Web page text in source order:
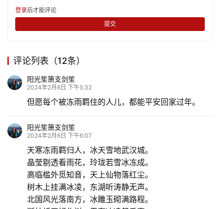
登录后才能评论
提交
评论列表（12条）
阳光笙箫支剑笙
2024年2月6日 下午5:32
但愿每个被冻雨羁住的人儿，都能平安回家过年。
阳光笙箫支剑笙
2024年2月6日 下午6:07
天寒冻雨羁归人，冰天雪地武汉城。
晶莹剔透看雨花，玲珑若雪冰冻成。
高临槛外觅知音，天上仙物落红尘。
树木上挂满冰凌，东湖听涛静无声。
北国风光落南方，冰雕玉砌满路程。